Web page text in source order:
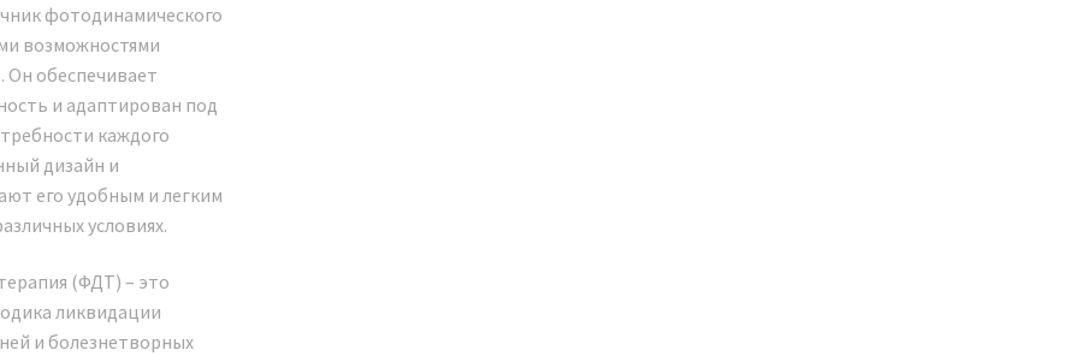
завода по
Аппарат
LED
BIO LIGHT
2024 г.
фотодинамического
возможностями
обеспечивает
и адаптирован под
каждого
дизайн и
его удобным и легким
условиях.
(ФДТ) – это
ликвидации
и болезнетворных